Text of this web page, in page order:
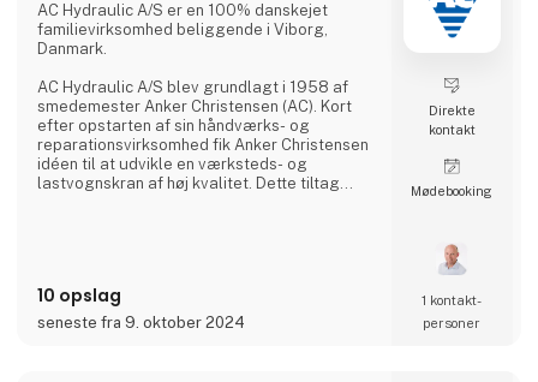
AC Hydraulic A/S er en 100% danskejet
familievirksomhed beliggende i Viborg,
Danmark.
AC Hydraulic A/S blev grundlagt i 1958 af
smedemester Anker Christensen (AC). Kort
efter opstarten af sin håndværks- og
reparationsvirksomhed fik Anker Christensen
idéen til at udvikle en værksteds- og
lastvognskran af høj kvalitet. Dette tiltag
sortiment af løfteudstyr til autobranchen, og
produkterne afsættes i dag til hele verden. I
10 opslag
seneste fra 9. oktober 2024
Direkte
kontakt
Møde­booking
1 kontakt­
personer